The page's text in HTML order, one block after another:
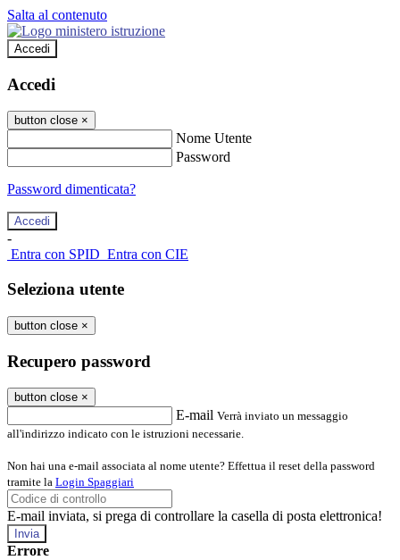
Salta al contenuto
Accedi
Accedi
button close ×
Nome Utente
Password
Password dimenticata?
-
Entra con SPID Entra con CIE
Seleziona utente
button close ×
Recupero password
button close ×
E-mail Verrà inviato un messaggio
all'indirizzo indicato con le istruzioni necessarie.
Non hai una e-mail associata al nome utente? Effettua il reset della password
tramite la Login Spaggiari
E-mail inviata, si prega di controllare la casella di posta elettronica!
Errore